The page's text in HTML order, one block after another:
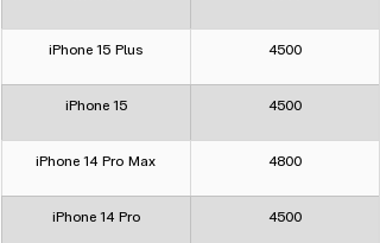
iPhone 15 Plus 4500
iPhone 15 4500
iPhone 14 Pro Max 4800
iPhone 14 Pro 4500